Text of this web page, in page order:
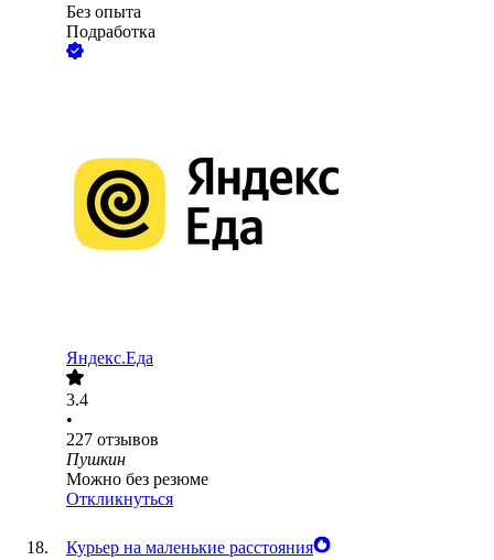
Без опыта
Подработка
Яндекс.Еда
3.4
•
227 отзывов
Пушкин
Можно без резюме
Откликнуться
Курьер на маленькие расстояния